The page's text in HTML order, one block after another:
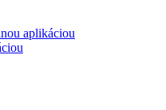
aplikáciou